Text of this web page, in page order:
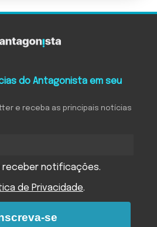
do Antagonista em seu
e receba as principais notícias
receber notificações.
de Privacidade.
se